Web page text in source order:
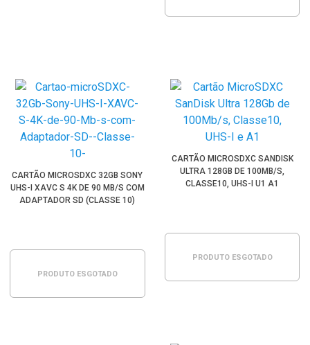
CARTÃO MICROSDXC 32GB SONY
UHS-I XAVC S 4K DE 90 MB/S COM
ADAPTADOR SD (CLASSE 10)
PRODUTO ESGOTADO
CARTÃO MICROSDXC SANDISK
ULTRA 128GB DE 100MB/S,
CLASSE10, UHS-I U1 A1
PRODUTO ESGOTADO